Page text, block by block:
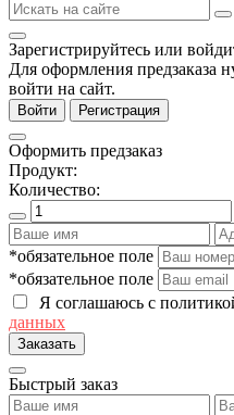
Зарегистрируйтесь или
Для оформления предзаказа
войти на сайт.
Войти Регистрация
Оформить предзаказ
Продукт:
Количество:
*обязательное поле
*обязательное поле
Я соглашаюсь с
данных
Заказать
Быстрый заказ